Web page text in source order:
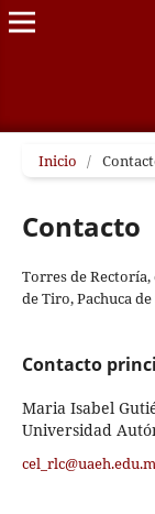
Inicio /
Contacto
Torres de Rectoría,
de Tiro, Pachuca de
Contacto
Maria Isabel
Universidad